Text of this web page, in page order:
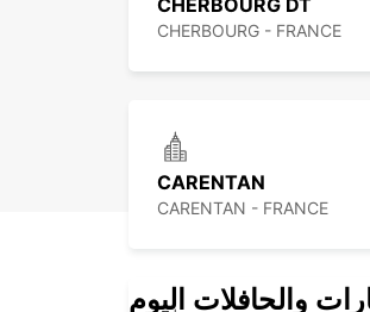
CHERBOURG DT
CHERBOURG - FRANCE
CARENTAN
CARENTAN - FRANCE